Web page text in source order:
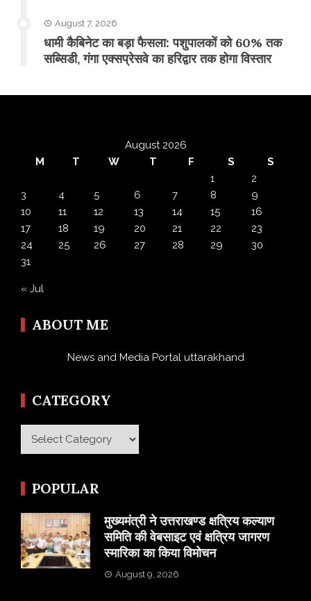
August 7, 2026
​धामी कैबिनेट का बड़ा फैसला: पशुपालकों को 60% तक
सब्सिडी, गंगा एक्सप्रेसवे का हरिद्वार तक होगा विस्तार
August 2026
M
T W T F S
S
1
2
3
4 5 6 7 8
9
10
11 12 13 14 15
16
17
18 19 20 21 22
23
24
25 26 27 28 29
30
31
« Jul
ABOUT ME
News and Media Portal uttarakhand
CATEGORY
Category
POPULAR
मुख्यमंत्री ने उत्तराखण्ड क्षत्रिय कल्याण
समिति की वेबसाइट एवं क्षत्रिय जागरण
स्मारिका का किया विमोचन
August 9, 2026